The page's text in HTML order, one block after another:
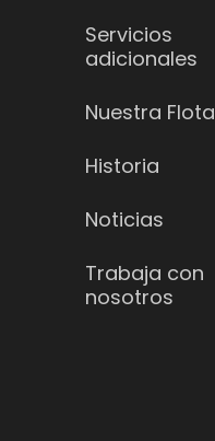
Servicios
adicionales
Nuestra Flota
Historia
Noticias
Trabaja con
nosotros